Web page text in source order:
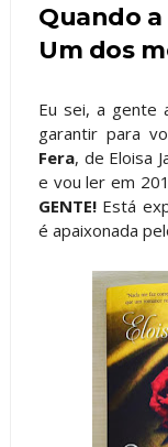
Quando a
Um dos
Eu sei, a gente
garantir para
Fera, de Eloisa
e vou ler em
GENTE!Está
é apaixonada